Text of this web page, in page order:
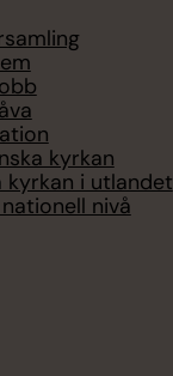
kyrkan
kyrkan i utlandet
nivå